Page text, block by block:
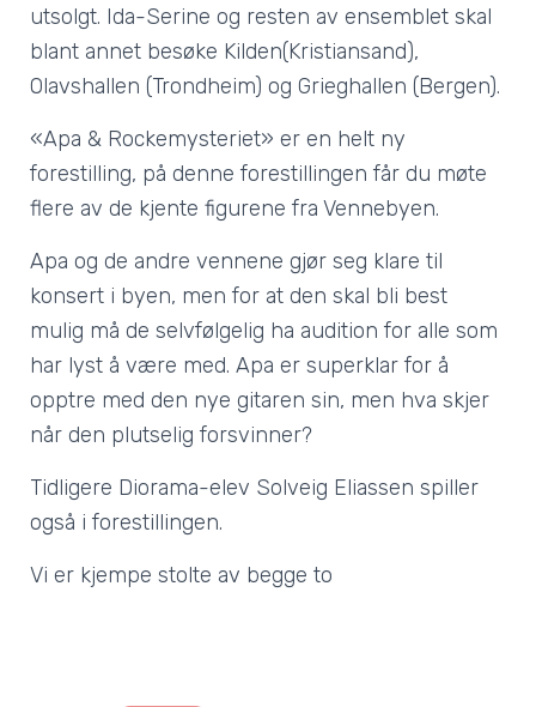
utsolgt. Ida-Serine og resten av ensemblet skal
blant annet besøke Kilden(Kristiansand),
Olavshallen (Trondheim) og Grieghallen (Bergen).
«Apa & Rockemysteriet» er en helt ny
forestilling, på denne forestillingen får du møte
flere av de kjente figurene fra Vennebyen.
Apa og de andre vennene gjør seg klare til
konsert i byen, men for at den skal bli best
mulig må de selvfølgelig ha audition for alle som
har lyst å være med. Apa er superklar for å
opptre med den nye gitaren sin, men hva skjer
når den plutselig forsvinner?
Tidligere Diorama-elev Solveig Eliassen spiller
også i forestillingen.
Vi er kjempe stolte av begge to